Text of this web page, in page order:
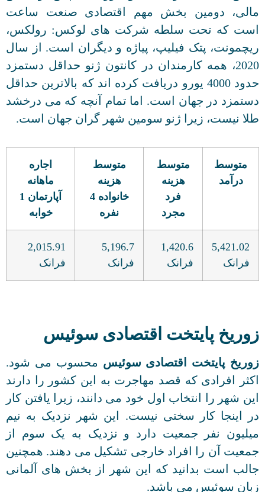
مالی، دومین بخش مهم اقتصادی صنعت ساعت
است که تحت سلطه شرکت های لوکس: رولکس،
ریچمونت، پتک فیلیپ، پیاژه و دیگران است. از سال
2020، همه کارمندان در کانتون ژنو حداقل دستمزد
حدود 4000 یورو دریافت کرده اند که بالاترین حداقل
دستمزد در جهان است. اما تمام آنچه که می درخشد
طلا نیست، زیرا ژنو سومین شهر گران جهان است.
متوسط
درآمد
متوسط
هزینه
فرد
مجرد
متوسط
هزینه
خانواده 4
نفره
اجاره
ماهانه
آپارتمان 1
خوابه
5,421.02
فرانک
1,420.6
فرانک
5,196.7
فرانک
2,015.91
فرانک
زوریخ پایتخت اقتصادی سوئیس
زوریخ پایتخت اقتصادی سوئیس محسوب می شود.
اکثر افرادی که قصد مهاجرت به این کشور را دارند
این شهر را انتخاب اول خود می دانند، زیرا یافتن کار
در اینجا کار سختی نیست. این شهر نزدیک به نیم
میلیون نفر جمعیت دارد و نزدیک به یک سوم از
جمعیت آن را افراد خارجی تشکیل می دهند. همچنین
جالب است بدانید که این شهر از بخش های آلمانی
زبان سوئیس می باشد.